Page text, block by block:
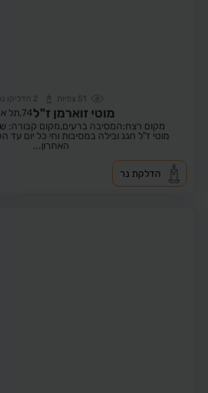
51 צפיות 2 הדליקו
מוטי זוארמן ז"ל74, תל
מקום רצח:המסיבה ברעים,מקום קבורה:
מוטי ז"ל חגג ובילה במסיבות וחי כל יום עד
האחרון...
הדלקת נר